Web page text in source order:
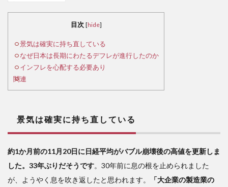
に持
ち直
して
いる
2
ぜ日
本は
長期
にわ
たる
デフ
レが
目次 [hide]
景気は確実に持ち直している
なぜ日本は長期にわたるデフレが進行したのか
インフレを心配する必要あり
関連
景気は確実に持ち直している
約1か月前の11月20日に日経平均がバブル崩壊後の高値を更新しま
した。33年ぶりだそうです。30年前に息の根を止められました
が、ようやく息を吹き返したと思われます。
「大企業の製造業の